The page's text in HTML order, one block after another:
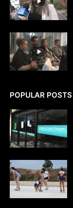
POPULAR POSTS